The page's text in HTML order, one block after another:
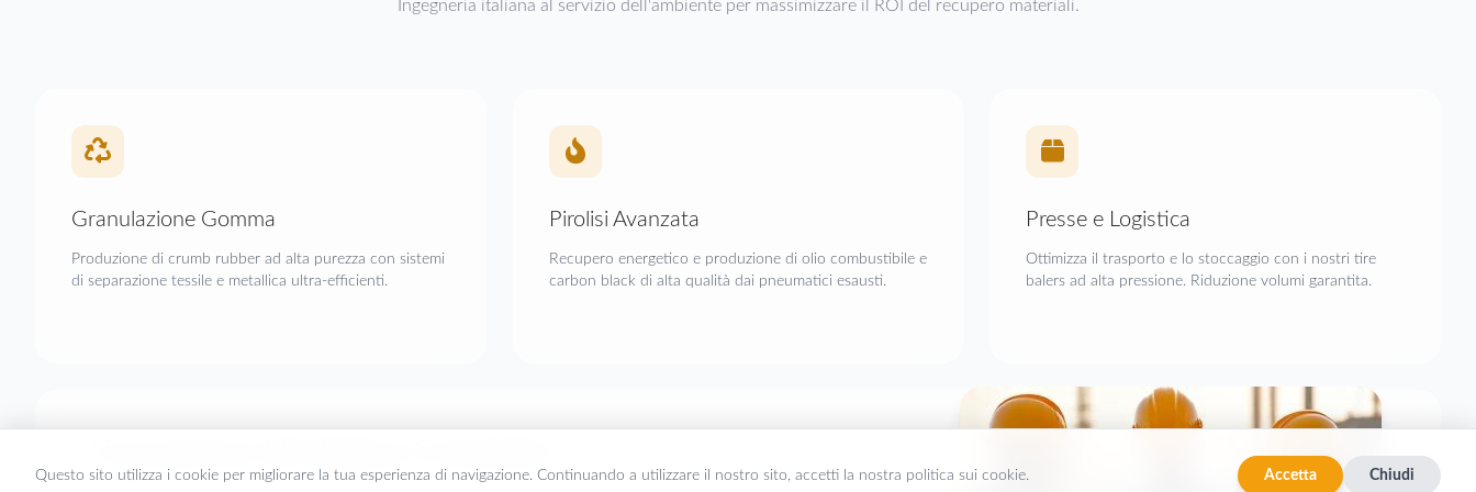
Ingegneria italiana al servizio dell'ambiente per massimizzare il ROI del recupero materiali.
Granulazione Gomma
Produzione di crumb rubber ad alta purezza con sistemi
di separazione tessile e metallica ultra-efficienti.
Pirolisi Avanzata
Recupero energetico e produzione di olio combustibile e
carbon black di alta qualità dai pneumatici esausti.
Presse e Logistica
Ottimizza il trasporto e lo stoccaggio con i nostri tire
balers ad alta pressione. Riduzione volumi garantita.
Questo sito utilizza i cookie per migliorare la tua esperienza di navigazione. Continuando a utilizzare il nostro sito, accetti la nostra politica sui cookie. Accetta Chiudi